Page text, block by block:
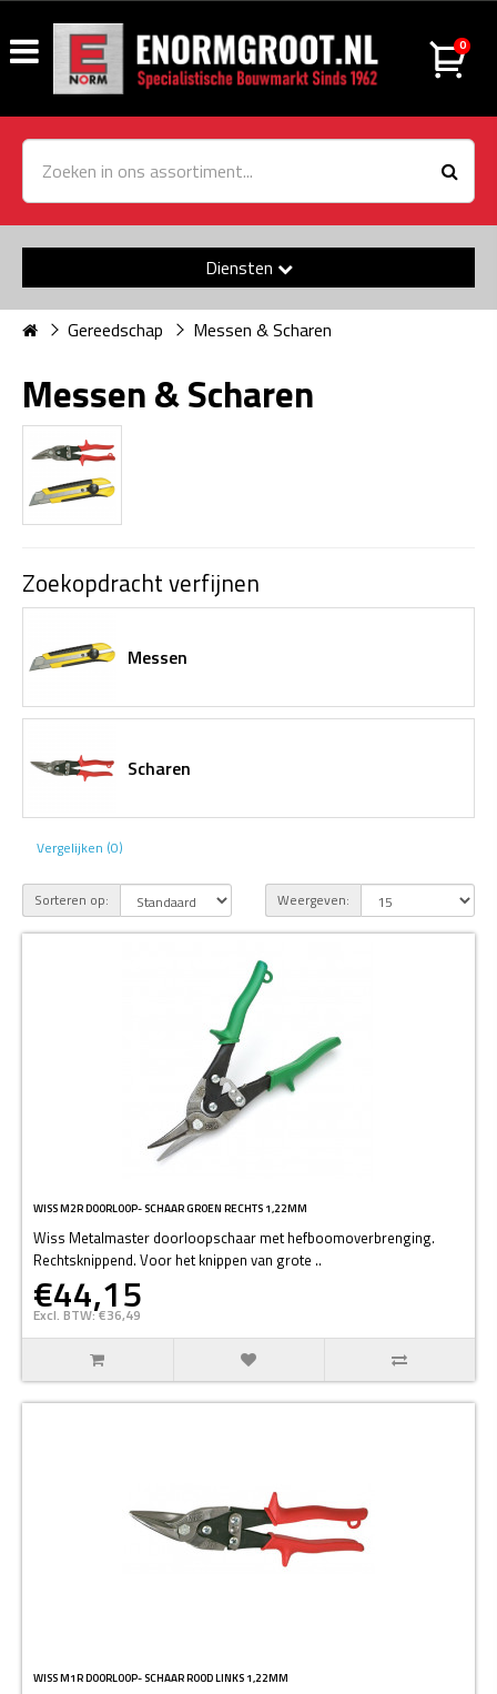
0
Diensten
Gereedschap Messen & Scharen
Messen & Scharen
Zoekopdracht verfijnen
Messen
Scharen
Vergelijken (0)
Sorteren op: Weergeven:
WISS M2R DOORLOOP- SCHAAR GROEN RECHTS 1,22MM
Wiss Metalmaster doorloopschaar met hefboomoverbrenging.
Rechtsknippend. Voor het knippen van grote ..
€44,15
Excl. BTW: €36,49
WISS M1R DOORLOOP- SCHAAR ROOD LINKS 1,22MM